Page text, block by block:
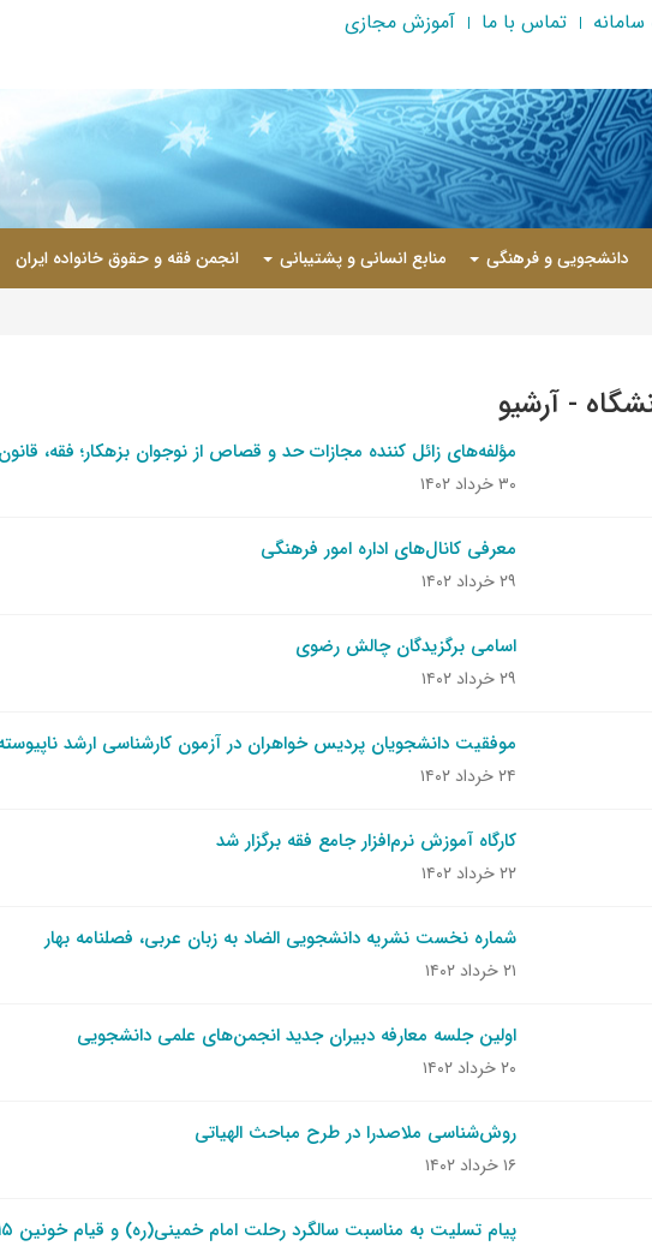
سامانه تماس با ما
آموزش مجازی
دانشجویی و فرهنگی منابع انسانی و پشتیبانی انجمن فقه و حقوق خانواده ایران
- آرشیو
مؤلفه‌های زائل کننده مجازات حد و قصاص از نوجوان بزهکار؛ فقه،
۳۰ خرداد ۱۴۰۲
معرفی کانال‌های اداره امور فرهنگی
۲۹ خرداد ۱۴۰۲
اسامی برگزیدگان چالش رضوی
۲۹ خرداد ۱۴۰۲
موفقیت دانشجویان پردیس خواهران در آزمون کارشناسی ارشد ناپیوسته
۲۴ خرداد ۱۴۰۲
کارگاه آموزش نرم‌افزار جامع فقه برگزار شد
۲۲ خرداد ۱۴۰۲
شماره نخست نشریه دانشجویی الضاد به زبان عربی، فصلنامه بهار
۲۱ خرداد ۱۴۰۲
اولین جلسه معارفه دبیران جدید انجمن‌های علمی دانشجویی
۲۰ خرداد ۱۴۰۲
روش‌شناسی ملاصدرا در طرح مباحث الهیاتی
۱۶ خرداد ۱۴۰۲
پیام تسلیت به مناسبت سالگرد رحلت امام خمینی(ره) و قیام خونین ۱۵ خرداد